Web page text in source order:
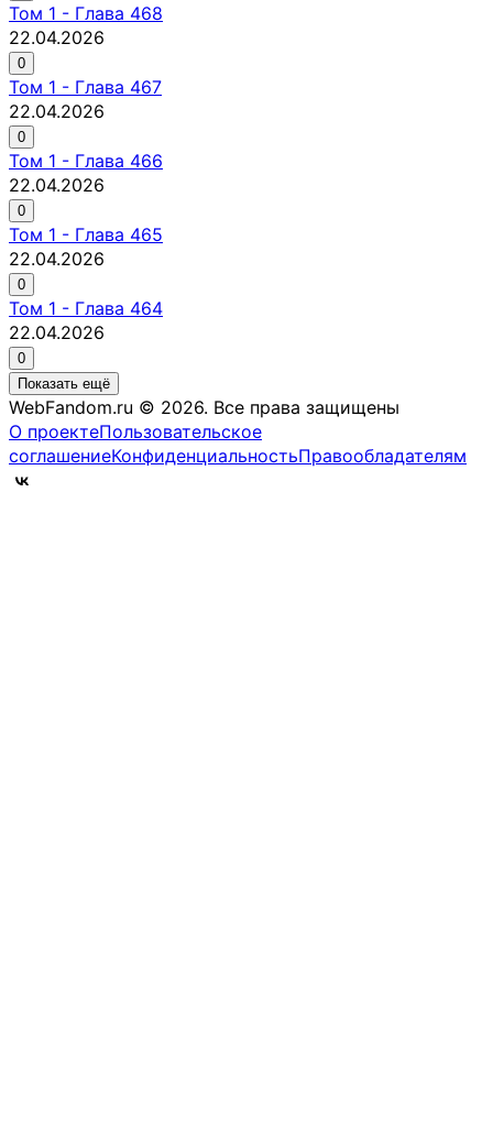
Том 1 - Глава 468
22.04.2026
0
Том 1 - Глава 467
22.04.2026
0
Том 1 - Глава 466
22.04.2026
0
Том 1 - Глава 465
22.04.2026
0
Том 1 - Глава 464
22.04.2026
0
Показать ещё
WebFandom.ru © 2026. Все права защищены
О проектеПользовательское
соглашениеКонфиденциальностьПравообладателям